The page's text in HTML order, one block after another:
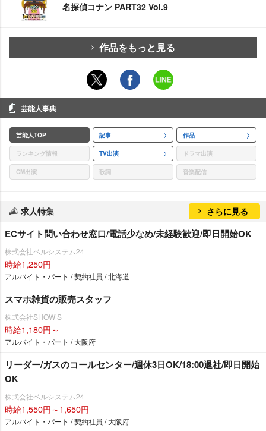
名探偵コナン PART32 Vol.9
作品をもっと見る
芸能人事典
芸能人TOP 記事 作品
ランキング情報 TV出演 ドラマ出演
CM出演 歌詞 音楽配信
求人特集 さらに見る
ECサイト問い合わせ窓口/電話少なめ/未経験歓迎/即日開始OK
株式会社ベルシステム24
時給1,250円
アルバイト・パート / 契約社員 / 北海道
スマホ雑貨の販売スタッフ
株式会社SHOW’S
時給1,180円～
アルバイト・パート / 大阪府
リーダー/ガスのコールセンター/週休3日OK/18:00退社/即日開始
OK
株式会社ベルシステム24
時給1,550円～1,650円
アルバイト・パート / 契約社員 / 大阪府